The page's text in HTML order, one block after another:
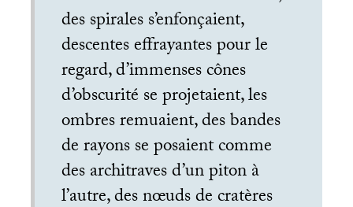
des spirales s’enfonçaient,
descentes effrayantes pour le
regard, d’immenses cônes
d’obscurité se projetaient, les
ombres remuaient, des bandes
de rayons se posaient comme
des architraves d’un piton à
l’autre, des nœuds de cratères